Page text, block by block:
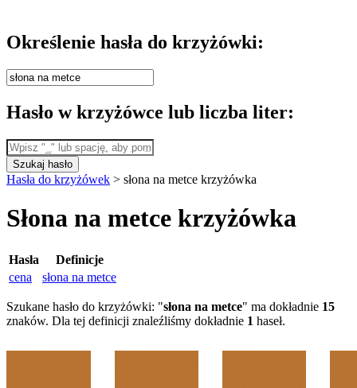
Określenie hasła do krzyżówki:
Hasło w krzyżówce lub liczba liter:
Szukaj hasło
Hasła do krzyżówek > słona na metce krzyżówka
Słona na metce krzyżówka
Hasła
Definicje
cena
słona na metce
Szukane hasło do krzyżówki: "słona na metce" ma dokładnie 15
znaków. Dla tej definicji znaleźliśmy dokładnie 1 haseł.